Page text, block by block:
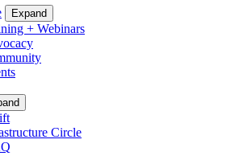
Expand
+ Webinars
Circle